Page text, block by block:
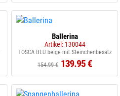
Ballerina
Artikel: 130044
TOSCA BLU beige mit Steinchenbesatz
154.99 € 139.95 €